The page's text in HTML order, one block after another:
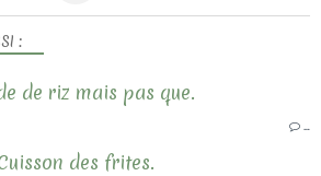
:
de riz mais pas que.
des frites.